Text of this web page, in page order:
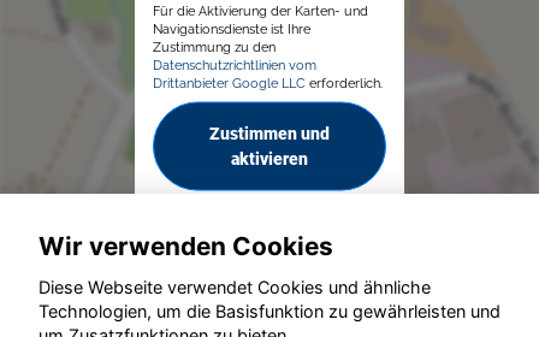
Für die Aktivierung der Karten- und
Navigationsdienste ist Ihre
Zustimmung zu den
Datenschutzrichtlinien vom
Drittanbieter Google LLC erforderlich.
Zustimmen und
aktivieren
Wir verwenden Cookies
Diese Webseite verwendet Cookies und ähnliche
Technologien, um die Basisfunktion zu gewährleisten und